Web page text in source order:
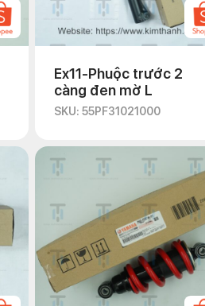
Ex11-Phuộc trước 2
càng đen mờ L
SKU: 55PF31021000